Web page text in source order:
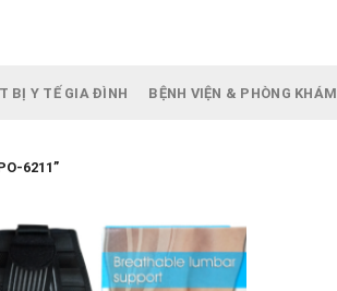
BỊ Y TẾ GIA ĐÌNH BỆNH VIỆN & PHÒNG KHÁM
6211”